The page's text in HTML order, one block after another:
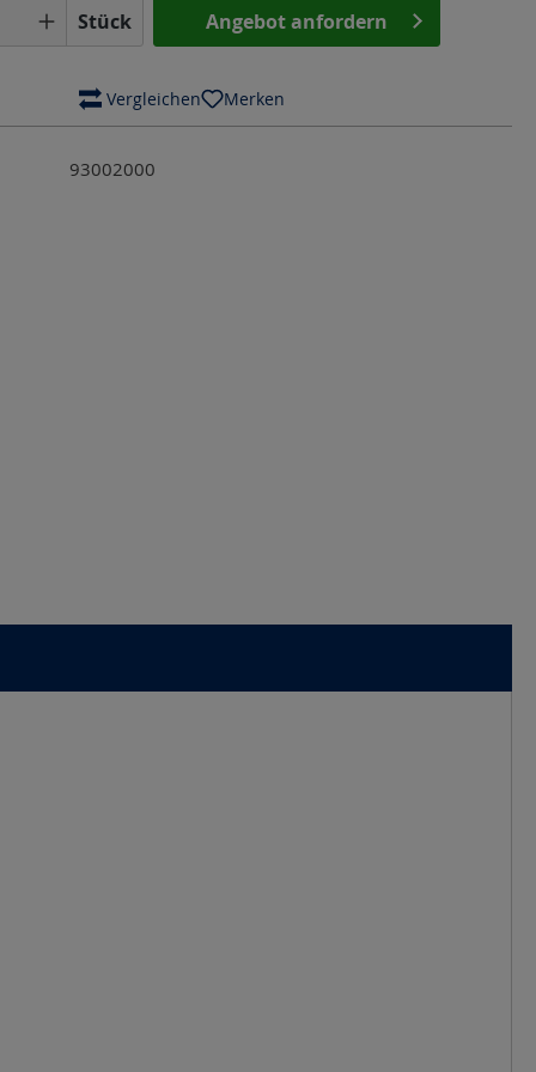
Anzahl: Gib den gewünschten Wert
Stück Angebot anfordern
Vergleichen Merken
93002000